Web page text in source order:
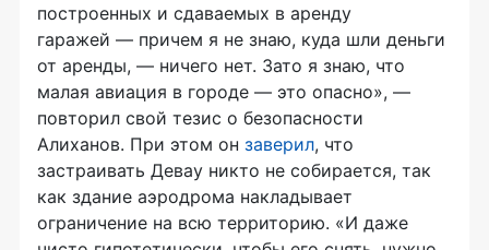
построенных и сдаваемых в аренду
гаражей — причем я не знаю, куда шли деньги
от аренды, — ничего нет. Зато я знаю, что
малая авиация в городе — это опасно», —
повторил свой тезис о безопасности
Алиханов. При этом он заверил, что
застраивать Девау никто не собирается, так
как здание аэродрома накладывает
ограничение на всю территорию. «И даже